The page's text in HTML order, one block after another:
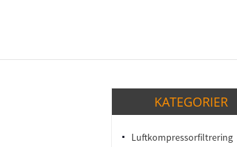
KATEGORIER
Luftkompressorfiltrering